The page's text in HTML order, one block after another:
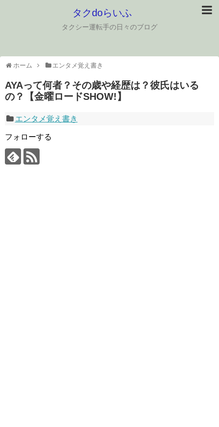
タクdoらいふ
タクシー運転手の日々のブログ
ホーム エンタメ覚え書き
AYAって何者？その歳や経歴は？彼氏はいる
の？【金曜ロードSHOW!】
エンタメ覚え書き
フォローする